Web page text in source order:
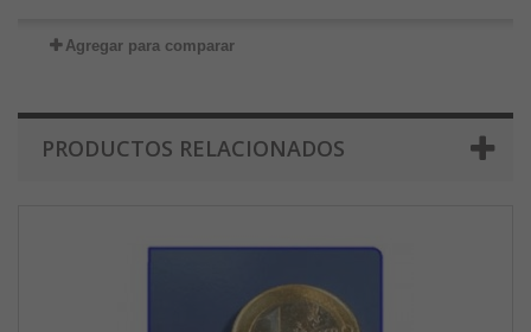
Agregar para comparar
PRODUCTOS RELACIONADOS